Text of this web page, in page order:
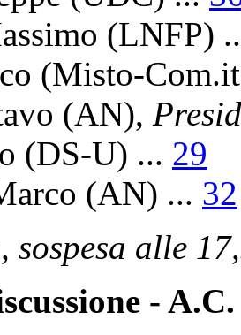
(LNFP)
(Misto-
(AN),
(DS-U) ... 29
(AN) ... 32
sospesa alle
-